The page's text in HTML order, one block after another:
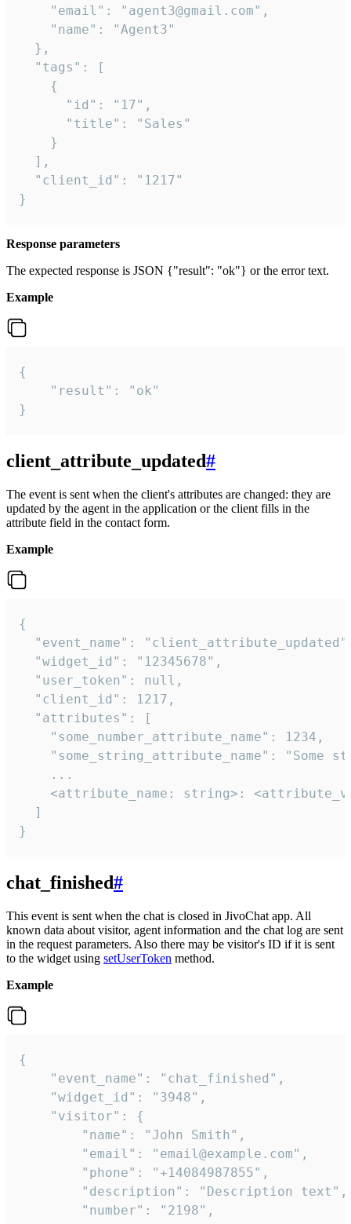
    "email": "agent3@gmail.com",
    "name": "Agent3"
  },
  "tags": [
    {
      "id": "17",
      "title": "Sales"
    }
  ],
  "client_id": "1217"
}
Response parameters
The expected response is JSON {"result": "ok"} or the error text.
Example
{
    "result": "ok"
}
client_attribute_updated#
The event is sent when the client's attributes are changed: they are
updated by the agent in the application or the client fills in the
attribute field in the contact form.
Example
{
"event_name":
  "widget_id": "12345678",
  "user_token": null,
  "client_id": 1217,
  "attributes": [
    "some_number_attribute_name": 1234,
"some_string_attribute_name": "Some
    ...
<attribute_name: string>:
  ]
}
chat_finished#
This event is sent when the chat is closed in JivoChat app. All
known data about visitor, agent information and the chat log are sent
in the request parameters. Also there may be visitor's ID if it is sent
to the widget using setUserToken method.
Example
{
    "event_name": "chat_finished",
    "widget_id": "3948",
    "visitor": {
        "name": "John Smith",
        "email": "email@example.com",
        "phone": "+14084987855",
        "description": "Description text",
        "number": "2198",